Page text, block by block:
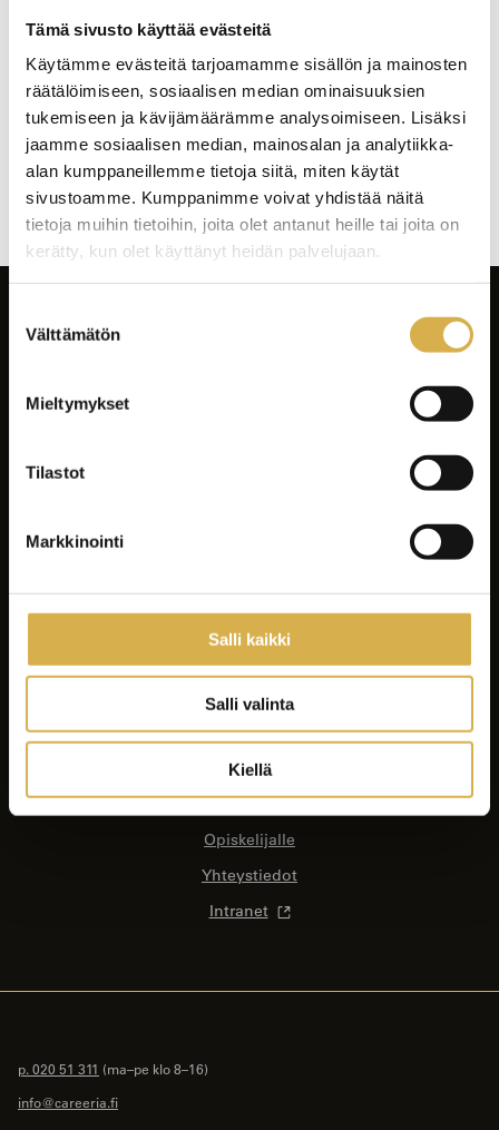
Tämä sivusto käyttää evästeitä
Käytämme evästeitä tarjoamamme sisällön ja mainosten
räätälöimiseen, sosiaalisen median ominaisuuksien
tukemiseen ja kävijämäärämme analysoimiseen. Lisäksi
jaamme sosiaalisen median, mainosalan ja analytiikka-
alan kumppaneillemme tietoja siitä, miten käytät
sivustoamme. Kumppanimme voivat yhdistää näitä
tietoja muihin tietoihin, joita olet antanut heille tai joita on
kerätty, kun olet käyttänyt heidän palvelujaan.
valinta
Välttämätön
Mieltymykset
Tilastot
Markkinointi
Salli kaikki
Salli valinta
Kiellä
Nean tarina: Leipuri-kondiittorin opinnoista hyvä
pohja yrittäjyyteen
Artikkelien
selaus
Koulutukset
Yrityksille ja yhteisöille
Asiakastyöt
Careeria
Ajankohtaista
Opiskelijalle
Yhteystiedot
Intranet
p. 020 51 311 (ma–pe klo 8–16)
info@careeria.fi